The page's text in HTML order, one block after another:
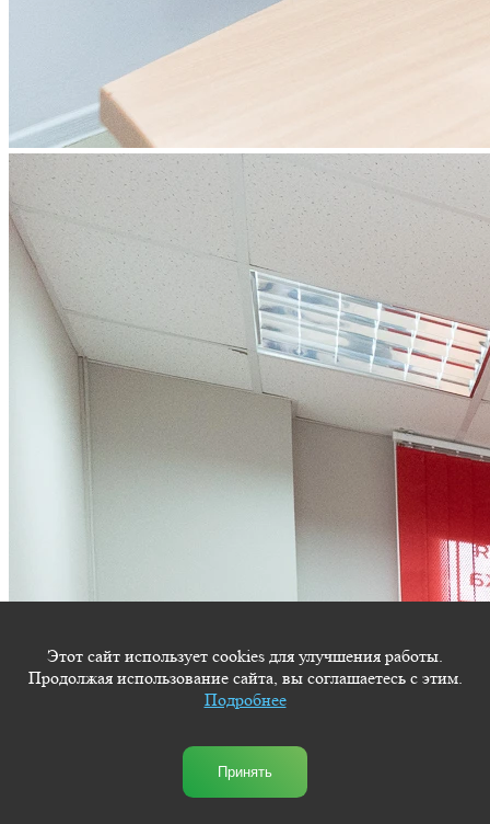
Этот сайт использует cookies для улучшения работы.
Продолжая использование сайта, вы соглашаетесь с этим.
Подробнее
Принять